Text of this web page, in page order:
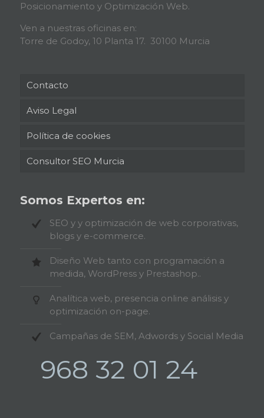
Posicionamiento y Optimización Web.
Ven a nuestras oficinas en:
Torre de Godoy, 10 Planta 17. 30100 Murcia
Contacto
Aviso Legal
Política de cookies
Consultor SEO Murcia
Somos Expertos en:
SEO y y optimización de web corporativas,
blogs y e-commerce.
Diseño Web tanto con programación a
medida, WordPress y Prestashop..
Analítica web, presencia online análisis y
optimización on-page.
Campañas de SEM, Adwords y Social Media
968 32 01 24